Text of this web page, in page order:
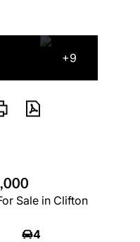
+9
Sale in Clifton
4